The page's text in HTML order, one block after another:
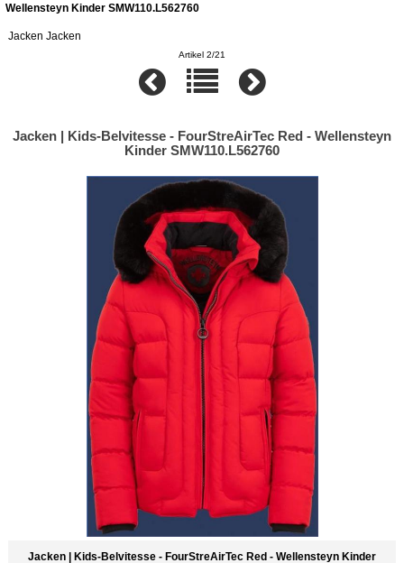
Wellensteyn Kinder SMW110.L562760
Jacken Jacken
Artikel 2/21
Jacken | Kids-Belvitesse - FourStreAirTec Red - Wellensteyn
Kinder SMW110.L562760
Jacken | Kids-Belvitesse - FourStreAirTec Red - Wellensteyn Kinder